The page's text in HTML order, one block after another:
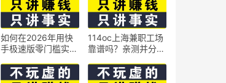
如何在2026年用快
手极速版零门槛实现
技巧
114oc上海兼职工场
靠谱吗？亲测并分享